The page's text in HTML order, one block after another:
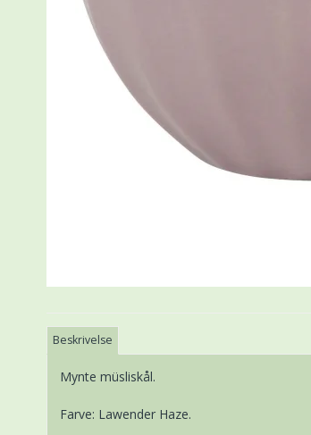
Beskrivelse
Mynte müsliskål.
Farve: Lawender Haze.